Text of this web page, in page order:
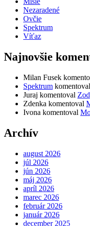
Nezaradené
Ovčie
Spektrum
Víťaz
Najnovšie
Milan Fusek
Spektrum komentoval
Juraj komentoval
Zdenka komentoval
Ivona komentoval
Archív
august 2026
júl 2026
jún 2026
máj 2026
apríl 2026
marec 2026
február 2026
január 2026
december 2025